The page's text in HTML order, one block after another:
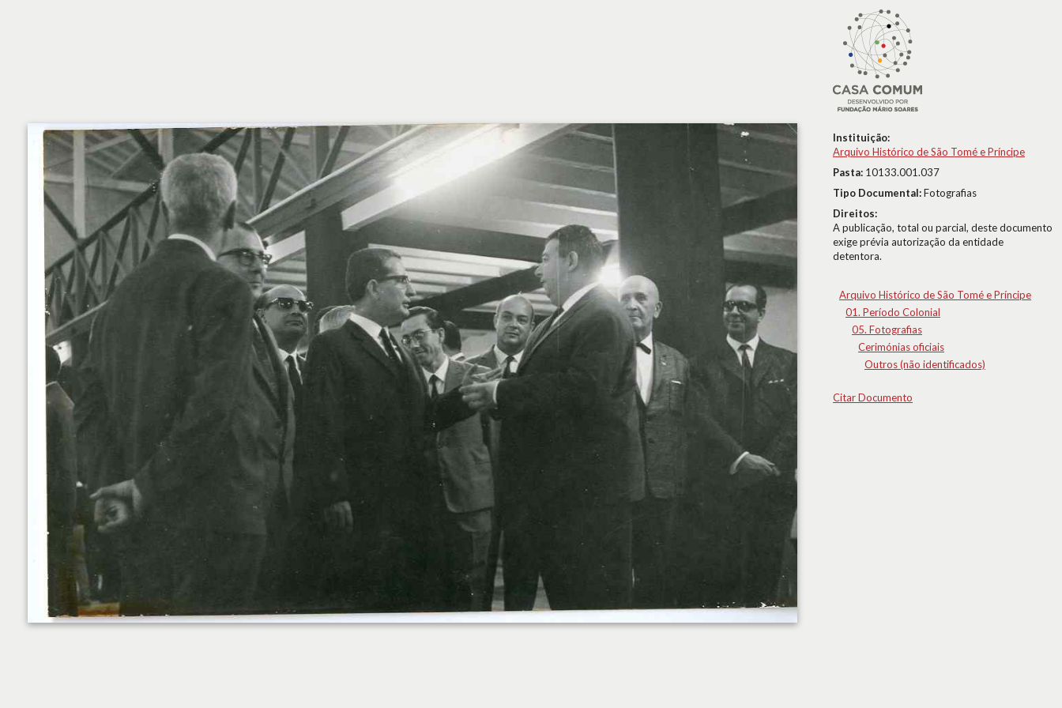
Instituição:
Arquivo Histórico de São Tomé e Príncipe
Pasta: 10133.001.037
Tipo Documental:Fotografias
Direitos:
A publicação, total ou parcial, deste documento
exige prévia autorização da entidade
detentora.
Arquivo Histórico de São Tomé e Príncipe
01. Período Colonial
05. Fotografias
Cerimónias oficiais
Outros (não identificados)
Citar Documento